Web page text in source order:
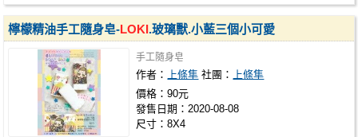
檸檬精油手工隨身皂-LOKI.玻璃獸.小藍三個小可愛
手工隨身皂
作者： 上條隼 社團：
上條隼
價格：90元
發售日期：2020-08-08
尺寸：8X4